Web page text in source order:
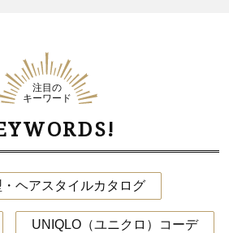
注目の
キーワード
ヘアスタイルカタログ
UNIQLO（ユニクロ）コーデ